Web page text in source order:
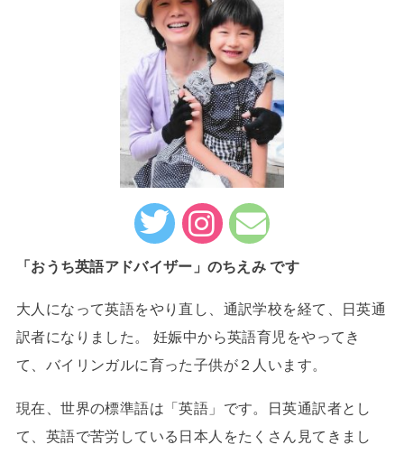
「おうち英語アドバイザー」のちえみ です
大人になって英語をやり直し、通訳学校を経て、日英通
訳者になりました。 妊娠中から英語育児をやってき
て、バイリンガルに育った子供が２人います。
現在、世界の標準語は「英語」です。日英通訳者とし
て、英語で苦労している日本人をたくさん見てきまし